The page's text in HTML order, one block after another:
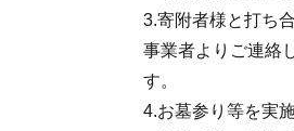
3.寄附者様と打ち
事業者よりご連絡
す。
4.お墓参り等を実